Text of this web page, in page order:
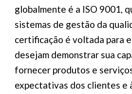
globalmente é a ISO 9001,
sistemas de gestão da
certificação é voltada para
desejam demonstrar sua
fornecer produtos e
expectativas dos clientes e